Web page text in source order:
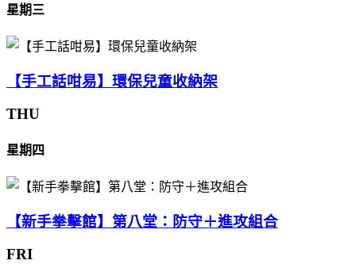
星期三
【手工話咁易】環保兒童收納架
THU
星期四
【新手拳擊館】第八堂：防守＋進攻組合
FRI